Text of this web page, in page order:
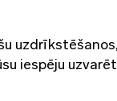
iespēju